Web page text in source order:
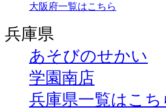
大阪府一覧はこちら
兵庫県
あそびのせかい
学園南店
兵庫県一覧はこち